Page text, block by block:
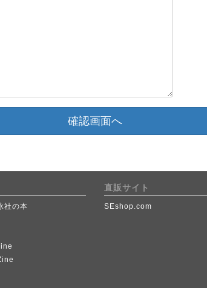
確認画面へ
社の本
直販サイト
SEshop.com